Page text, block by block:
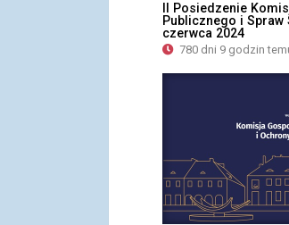
II Posiedzenie
Publicznego i Spraw
czerwca 2024
780 dni 9 godzin